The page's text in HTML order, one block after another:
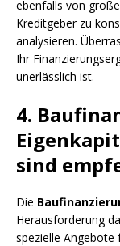
ebenfalls von
Kreditgeber zu
analysieren.
Ihr
unerlässlich ist.
4.
sind
Die
Herausforderung
spezielle Angebote